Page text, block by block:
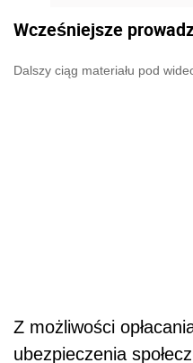
Wcześniejsze
Dalszy ciąg materiału pod
Z możliwości
ubezpieczenia